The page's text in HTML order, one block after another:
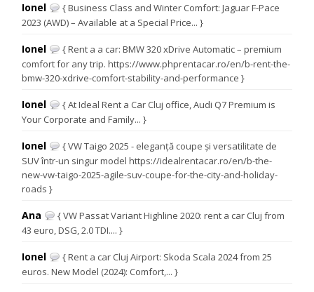
Ionel
{ Business Class and Winter Comfort: Jaguar F-Pace
2023 (AWD) – Available at a Special Price... }
Ionel
{ Rent a a car: BMW 320 xDrive Automatic – premium
comfort for any trip. https://www.phprentacar.ro/en/b-rent-the-
bmw-320-xdrive-comfort-stability-and-performance }
Ionel
{ At Ideal Rent a Car Cluj office, Audi Q7 Premium is
Your Corporate and Family... }
Ionel
{ VW Taigo 2025 - eleganță coupe și versatilitate de
SUV într-un singur model https://idealrentacar.ro/en/b-the-
new-vw-taigo-2025-agile-suv-coupe-for-the-city-and-holiday-
roads }
Ana
{ VW Passat Variant Highline 2020: rent a car Cluj from
43 euro, DSG, 2.0 TDI.... }
Ionel
{ Rent a car Cluj Airport: Skoda Scala 2024 from 25
euros. New Model (2024): Comfort,... }